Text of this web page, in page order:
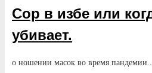
Сор в избе или
убивает.
о ношении масок во время